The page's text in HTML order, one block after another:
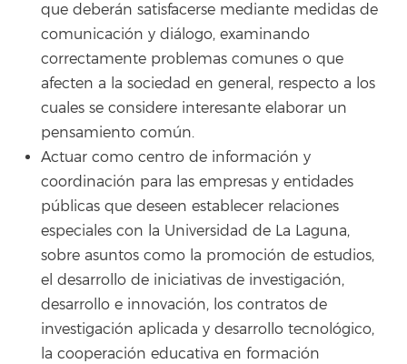
que deberán satisfacerse mediante medidas de
comunicación y diálogo, examinando
correctamente problemas comunes o que
afecten a la sociedad en general, respecto a los
cuales se considere interesante elaborar un
pensamiento común.
Actuar como centro de información y
coordinación para las empresas y entidades
públicas que deseen establecer relaciones
especiales con la Universidad de La Laguna,
sobre asuntos como la promoción de estudios,
el desarrollo de iniciativas de investigación,
desarrollo e innovación, los contratos de
investigación aplicada y desarrollo tecnológico,
la cooperación educativa en formación